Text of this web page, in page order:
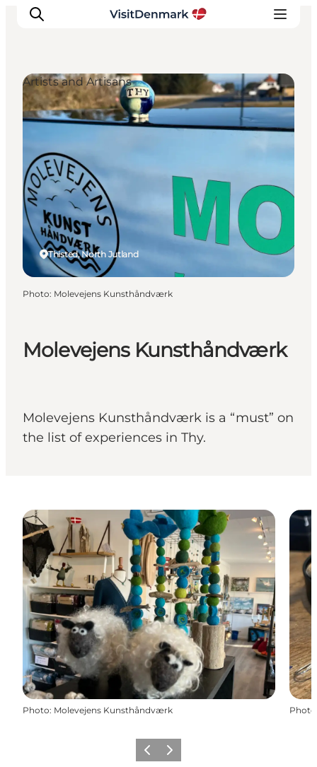
Inspirations
Quoi faire
Hébergements
Planifiez votre voyage
Molevejens Kunsthåndværk
Molevejens Kunsthåndværk is a “must” on
the list of experiences in Thy.
Thisted, North Jutland
Artists and Artisans
Photo: Molevejens Kunsthåndværk
Photo: Molevejens Kunsthåndværk Photo
PrécédentSuivant